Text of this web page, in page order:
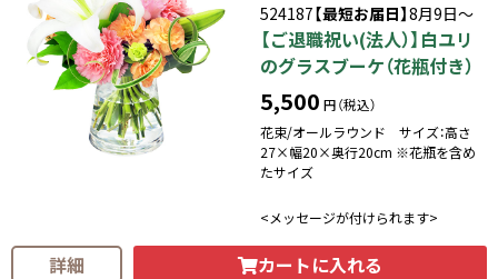
524187【最短お届日】8月9日～
【ご退職祝い(法人）】白ユリ
のグラスブーケ（花瓶付き）
5,500 円（税込）
花束/オールラウンド サイズ：高さ
27×幅20×奥行20cm ※花瓶を含め
たサイズ
<メッセージが付けられます>
詳細 カートに入れる